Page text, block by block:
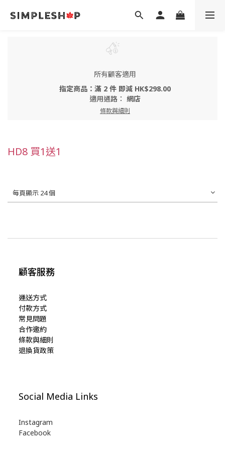
所有顧客適用
指定商品：滿 2 件 即減 HK$298.00
適用通路： 網店
條款與細則
HD8 買1送1
每頁顯示 24 個
顧客服務
運送方式
付款方式
常見問題
合作邀約
條款與細則
退換貨政策
Social Media Links
Instagram
Facebook